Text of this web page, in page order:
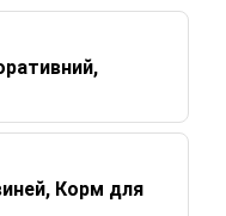
Корм для